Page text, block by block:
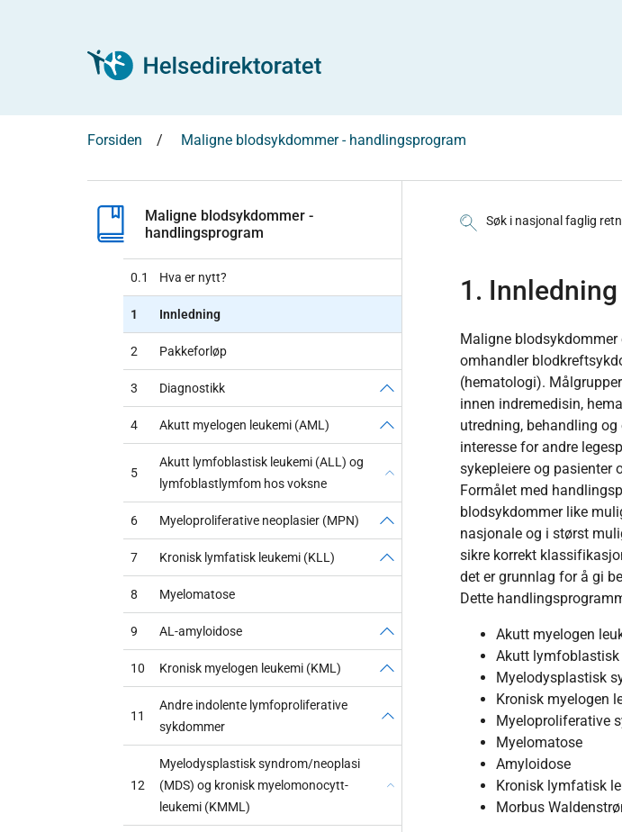
Forsiden Maligne blodsykdommer - handlingsprogram
Maligne blodsykdommer -
handlingsprogram
0.1 Hva er nytt?
1 Innledning
2 Pakkeforløp
3 Diagnostikk
4 Akutt myelogen leukemi (AML)
5
Akutt lymfoblastisk leukemi (ALL) og
lymfoblastlymfom hos voksne
6 Myeloproliferative neoplasier (MPN)
7 Kronisk lymfatisk leukemi (KLL)
8 Myelomatose
9 AL-amyloidose
10 Kronisk myelogen leukemi (KML)
11
Andre indolente lymfoproliferative
sykdommer
12
Myelodysplastisk syndrom/neoplasi
(MDS) og kronisk myelomonocytt-
leukemi (KMML)
Søk i nasjonal faglig
1. Innledning
Maligne
omhandler
(hematologi).
innen indremedisin,
utredning, behandling
interesse for andre
sykepleiere og pasienter
Formålet med
blodsykdommer like
nasjonale og i størst
sikre korrekt
det er grunnlag for å gi
Dette
Akutt myelogen
Akutt
Myelodysplastisk
Kronisk myelogen
Myeloproliferative
Myelomatose
Amyloidose
Kronisk lymfatisk
Morbus